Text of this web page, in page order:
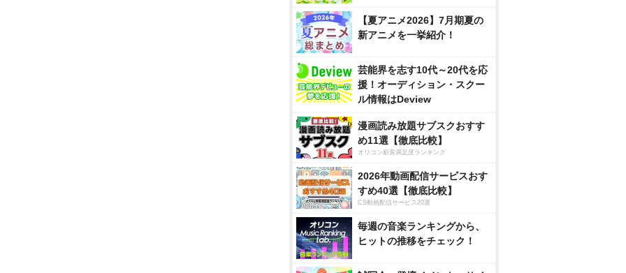
【夏アニメ2026】7月期夏の
新アニメを一挙紹介！
芸能界を志す10代～20代を応
援！オーディション・スクー
ル情報はDeview
漫画読み放題サブスクおすす
め11選【徹底比較】
オリコン顧客満足度ランキング
2026年動画配信サービスおす
すめ40選【徹底比較】
CS動画配信サービス20選
毎週の音楽ランキングから、
ヒットの推移をチェック！